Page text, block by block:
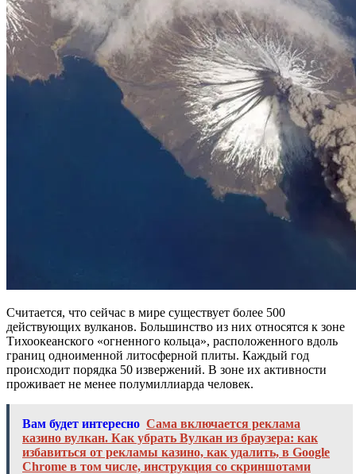
Считается, что сейчас в мире существует более 500
действующих вулканов. Большинство из них относятся к зоне
Тихоокеанского «огненного кольца», расположенного вдоль
границ одноименной литосферной плиты. Каждый год
происходит порядка 50 извержений. В зоне их активности
проживает не менее полумиллиарда человек.
Вам будет интересно Сама включается реклама
казино вулкан. Как убрать Вулкан из браузера: как
избавиться от рекламы казино, как удалить, в Google
Chrome в том числе, инструкция со скриншотами